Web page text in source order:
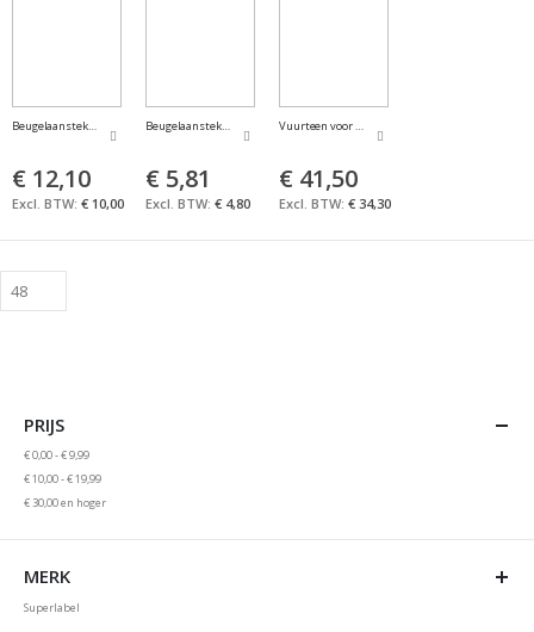
Beugelaansteker met vlakvijl
€ 12,10
€ 10,00
Beugelaansteker met walsvijl
€ 5,81
€ 4,80
Vuurteen voor beugelaansteker (VE a 50st.)
€ 41,50
€ 34,30
PRIJS
€ 0,00-€ 9,99
€ 10,00-€ 19,99
€ 30,00en hoger
MERK
Superlabel